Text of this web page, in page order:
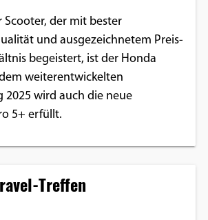
Scooter, der mit bester
und ausgezeichnetem Preis-
begeistert, ist der Honda
weiterentwickelten
2025 wird auch die neue
5+ erfüllt.
Treffen